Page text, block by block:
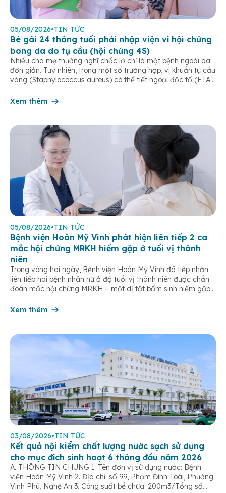
05/08/2026•TIN TỨC
Bé gái 24 tháng tuổi phải nhập viện vì hội chứng
bong da do tụ cầu (hội chứng 4S)
Nhiều cha mẹ thường nghĩ chốc lở chỉ là một bệnh ngoài da
đơn giản. Tuy nhiên, trong một số trường hợp, vi khuẩn tụ cầu
vàng (Staphylococcus aureus) có thể tiết ngoại độc tố (ETA
(Staphylococcal Scalded Skin Syndrome – SSSS) – một […]
Xem thêm
05/08/2026•TIN TỨC
Bệnh viện Hoàn Mỹ Vinh phát hiện liên tiếp 2 ca
mắc hội chứng MRKH hiếm gặp ở tuổi vị thành
niên
Trong vòng hai ngày, Bệnh viện Hoàn Mỹ Vinh đã tiếp nhận
liên tiếp hai bệnh nhân nữ ở độ tuổi vị thành niên được chẩn
đoán mắc hội chứng MRKH – một dị tật bẩm sinh hiếm gặp
tuổi dậy thì. […]
Xem thêm
03/08/2026•TIN TỨC
Kết quả nội kiểm chất lượng nước sạch sử dụng
cho mục đích sinh hoạt 6 tháng đầu năm 2026
A. THÔNG TIN CHUNG 1. Tên đơn vị sử dụng nước: Bệnh
viện Hoàn Mỹ Vinh 2. Địa chỉ: số 99, Phạm Đình Toái, Phường
Vinh Phú, Nghệ An 3. Công suất bể chứa: 200m3/Tổng số